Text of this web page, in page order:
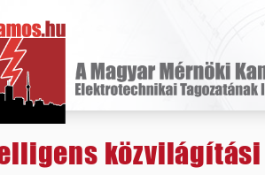
közvilágítási